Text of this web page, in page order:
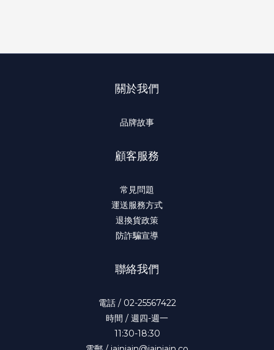
關於我們
品牌故事
顧客服務
常見問題
運送服務方式
退換貨政策
防詐騙宣導
聯絡我們
電話 / 02-25567422
時間 / 週四-週一
11:30-18:30